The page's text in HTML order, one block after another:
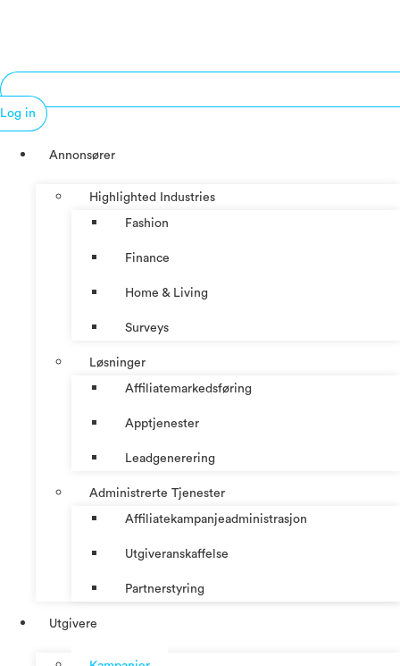
Log in
Annonsører
Highlighted Industries
Fashion
Finance
Home & Living
Surveys
Løsninger
Affiliatemarkedsføring
Apptjenester
Leadgenerering
Administrerte Tjenester
Affiliatekampanjeadministrasjon
Utgiveranskaffelse
Partnerstyring
Utgivere